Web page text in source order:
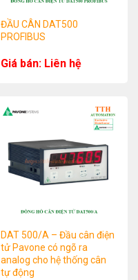
ĐẦU CÂN DAT500
PROFIBUS
Giá bán: Liên hệ
DAT 500/A – Đầu cân điện
tử Pavone có ngõ ra
analog cho hệ thống cân
tự động